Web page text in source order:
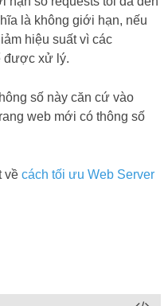
là không giới hạn, nếu
hiệu suất vì các
được xử lý.
số này căn cứ vào
web mới có thông số
về cách tối ưu Web Server